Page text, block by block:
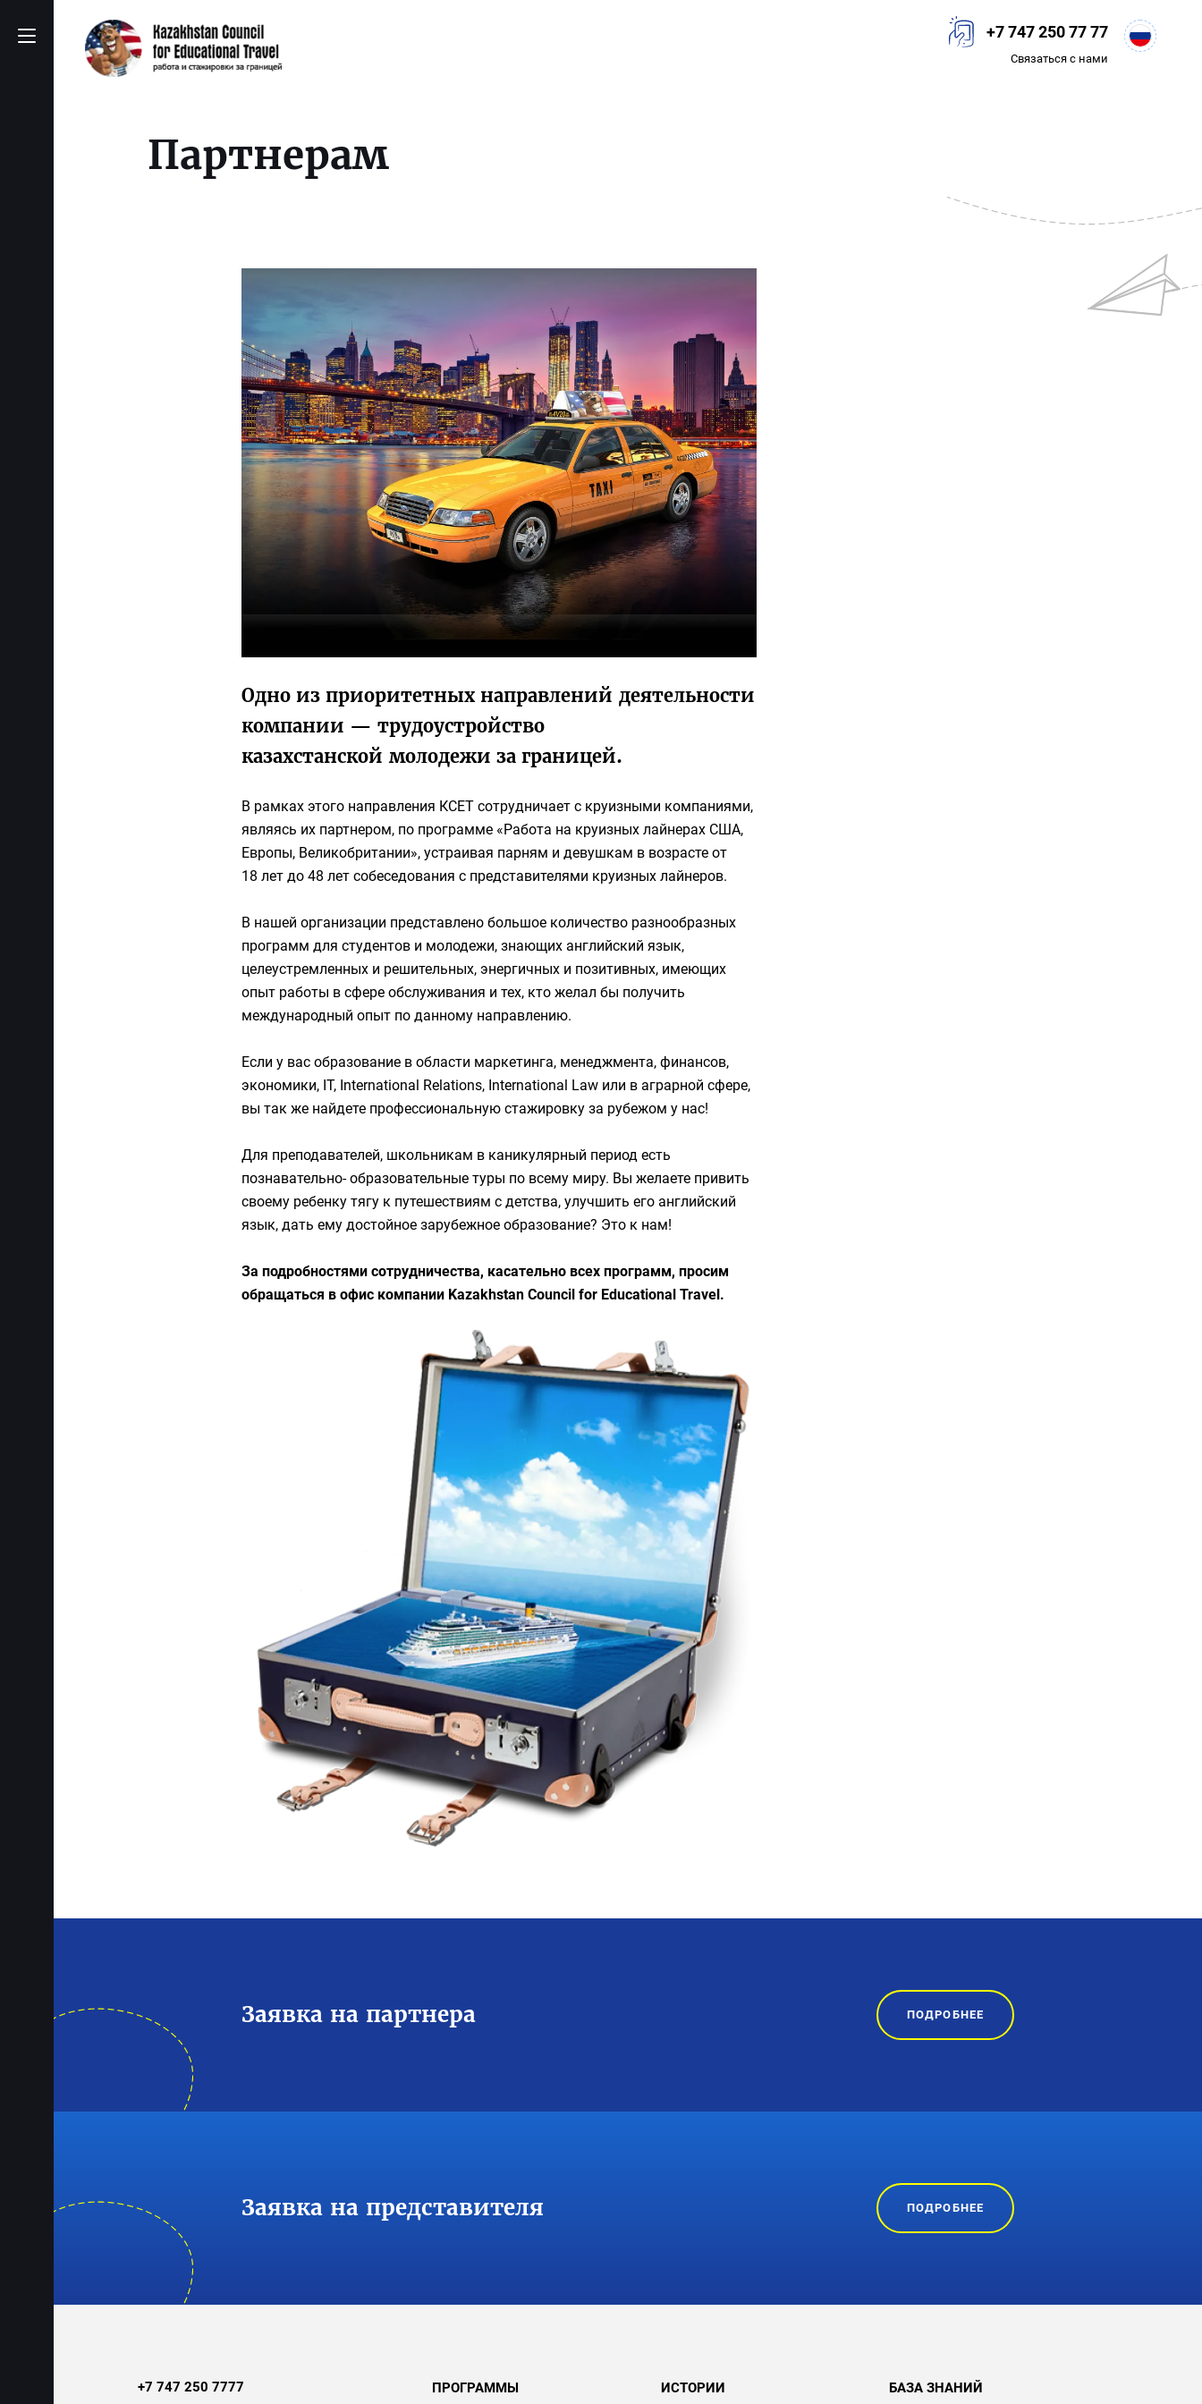
+7 747 250 77 77
Связаться с нами
Партнерам
Одно из приоритетных направлений деятельности
компании — трудоустройство
казахстанской молодежи за границей.
В рамках этого направления КСЕТ сотрудничает с круизными компаниями,
являясь их партнером, по программе «Работа на круизных лайнерах США,
Европы, Великобритании», устраивая парням и девушкам в возрасте от
18 лет до 48 лет собеседования с представителями круизных лайнеров.
В нашей организации представлено большое количество разнообразных
программ для студентов и молодежи, знающих английский язык,
целеустремленных и решительных, энергичных и позитивных, имеющих
опыт работы в сфере обслуживания и тех, кто желал бы получить
международный опыт по данному направлению.
Если у вас образование в области маркетинга, менеджмента, финансов,
экономики, IT, International Relations, International Law или в аграрной сфере,
вы так же найдете профессиональную стажировку за рубежом у нас!
Для преподавателей, школьникам в каникулярный период есть
познавательно- образовательные туры по всему миру. Вы желаете привить
своему ребенку тягу к путешествиям с детства, улучшить его английский
язык, дать ему достойное зарубежное образование? Это к нам!
За подробностями сотрудничества, касательно всех программ, просим
обращаться в офис компании Kazakhstan Council for Educational Travel.
Заявка на партнера ПОДРОБНЕЕ
Заявка на представителя ПОДРОБНЕЕ
+7 747 250 7777
ПРОГРАММЫ ИСТОРИИ БАЗА ЗНАНИЙ